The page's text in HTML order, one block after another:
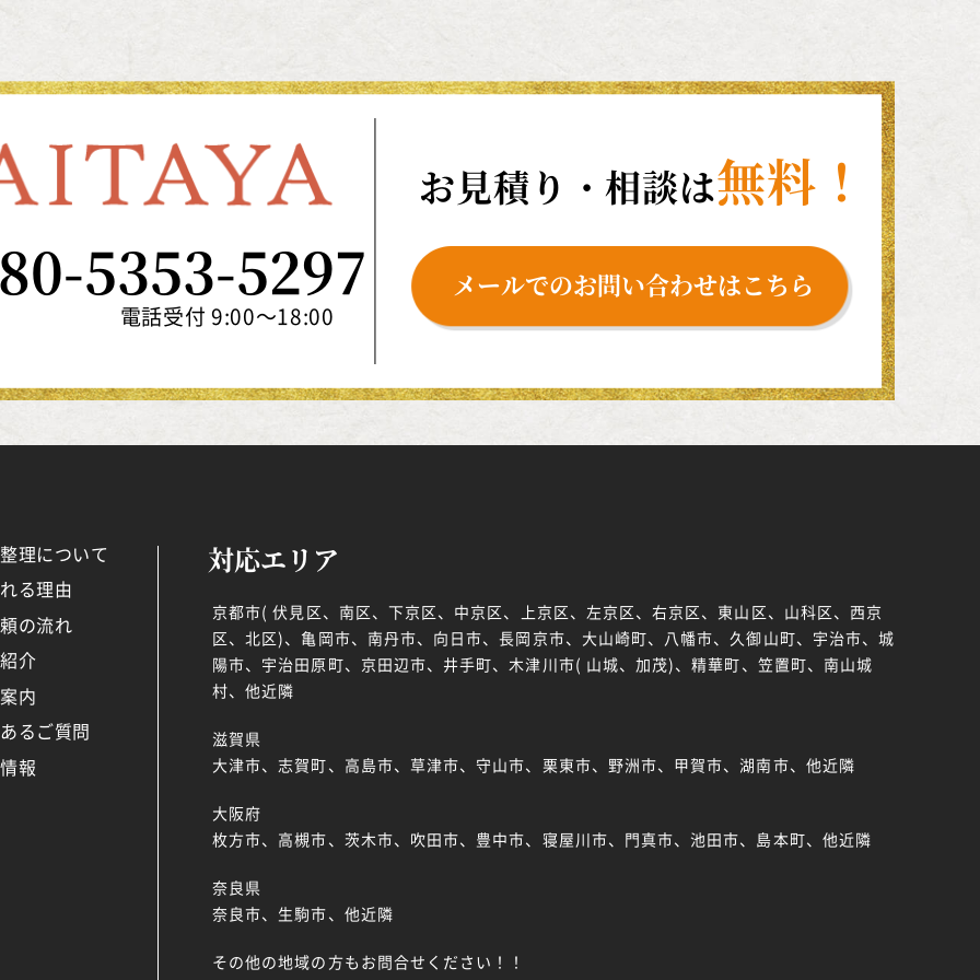
5353-5297
電話受付 9:00～18:00
お見積り・相談は無料！
メールでのお問い合わせはこちら
理について
る理由
の流れ
介
内
るご質問
報
対応エリア
京都市( 伏見区、南区、下京区、中京区、上京区、左京区、右京区、東山区、山科区、西京
区、北区)、亀岡市、南丹市、向日市、長岡京市、大山崎町、八幡市、久御山町、宇治市、城
陽市、宇治田原町、京田辺市、井手町、木津川市( 山城、加茂)、精華町、笠置町、南山城
村、他近隣
滋賀県
大津市、志賀町、高島市、草津市、守山市、栗東市、野洲市、甲賀市、湖南市、他近隣
大阪府
枚方市、高槻市、茨木市、吹田市、豊中市、寝屋川市、門真市、池田市、島本町、他近隣
奈良県
奈良市、生駒市、他近隣
その他の地域の方もお問合せください！！